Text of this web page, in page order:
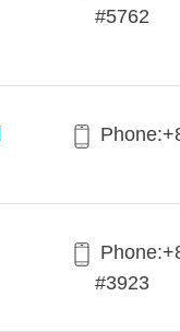
#5762
#3923